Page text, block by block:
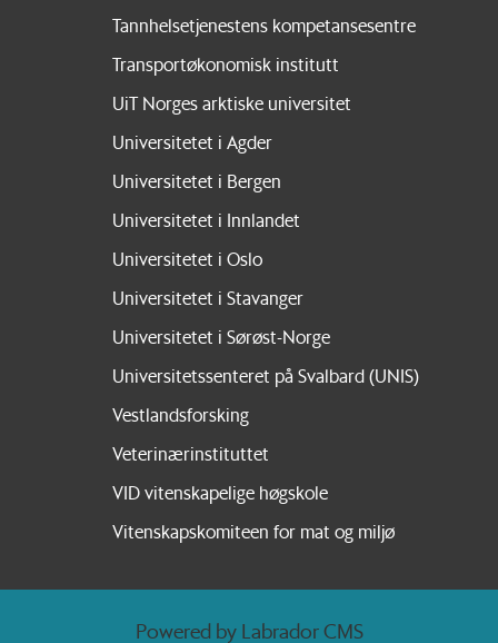
Tannhelsetjenestens kompetansesentre
Transportøkonomisk institutt
UiT Norges arktiske universitet
Universitetet i Agder
Universitetet i Bergen
Universitetet i Innlandet
Universitetet i Oslo
Universitetet i Stavanger
Universitetet i Sørøst-Norge
Universitetssenteret på Svalbard (UNIS)
Vestlandsforsking
Veterinærinstituttet
VID vitenskapelige høgskole
Vitenskapskomiteen for mat og miljø
Powered by Labrador CMS